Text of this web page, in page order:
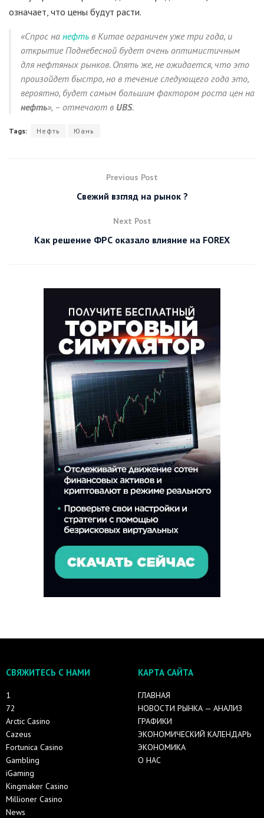
означает, что цены будут расти.
«Спрос на нефть в Китае ограничен уже три года, и
открытие Поднебесной будет очень оптимистичным
для нефтяных рынков. Опять же, не ожидается, что это
произойдет быстро, но в течение следующего года это,
вероятно, будет самым большим фактором роста цен на
нефть», – отмечают в UBS.
Tags: Нефть Юань
Previous Post
Свежий взгляд на рынок ?
Next Post
Как решение ФРС оказало влияние на FOREX
СВЯЖИТЕСЬ С НАМИ
1
72
Arctic Casino
Cazeus
Fortunica Casino
Gambling
iGaming
Kingmaker Casino
Millioner Casino
News
КАРТА САЙТА
ГЛАВНАЯ
НОВОСТИ РЫНКА — АНАЛИЗ
ГРАФИКИ
ЭКОНОМИЧЕСКИЙ КАЛЕНДАРЬ
ЭКОНОМИКА
О НАС